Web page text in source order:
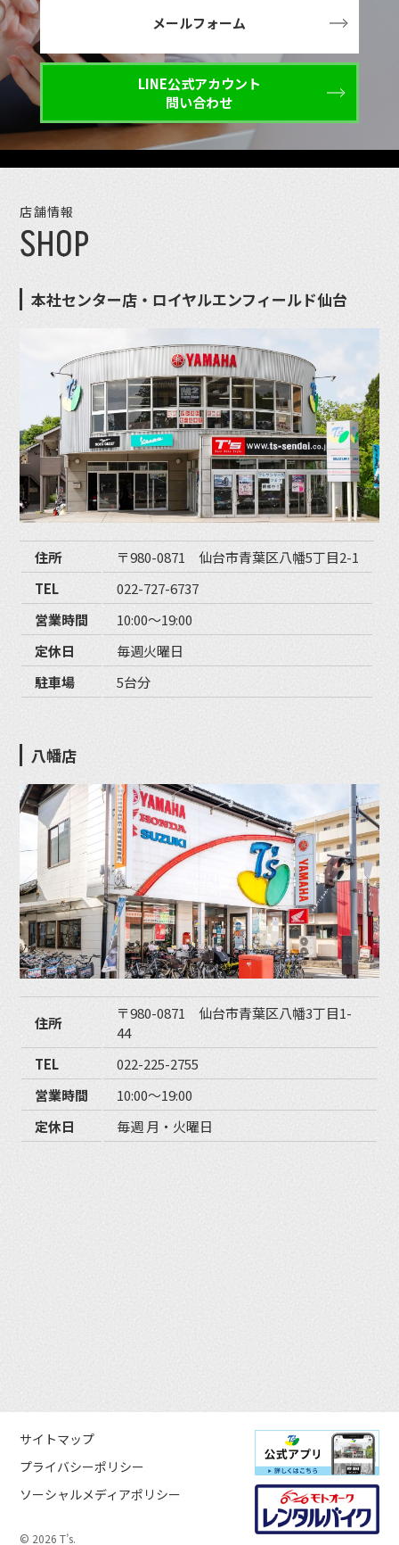
メールフォーム
LINE公式アカウント
問い合わせ
店舗情報
SHOP
本社センター店・ロイヤルエンフィールド仙台
住所
〒980-0871 仙台市青葉区八幡5丁目2-1
TEL
022-727-6737
営業時間
10:00〜19:00
定休日
毎週火曜日
駐車場
5台分
八幡店
住所
〒980-0871 仙台市青葉区八幡3丁目1-
44
TEL
022-225-2755
営業時間
10:00〜19:00
定休日
毎週 月・火曜日
サイトマップ
プライバシーポリシー
ソーシャルメディアポリシー
© 2026 T’s.